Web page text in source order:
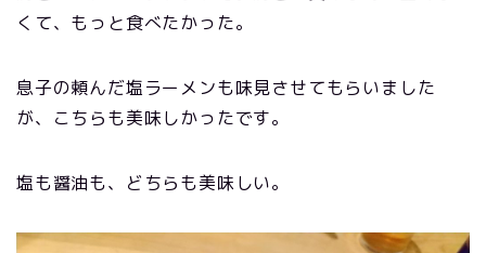
くて、もっと食べたかった。
息子の頼んだ塩ラーメンも味見させてもらいました
が、こちらも美味しかったです。
塩も醤油も、どちらも美味しい。